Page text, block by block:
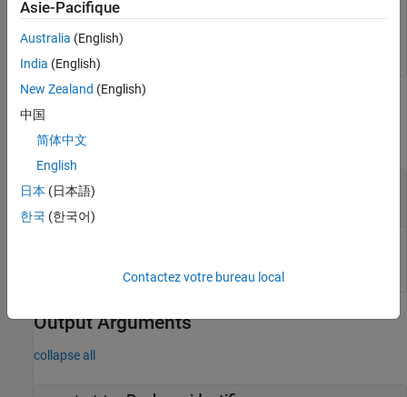
    Version: 1.1.0 (1×1 Version)
Input Arguments
collapse all
pkg—
matlab.mpm.Package
Output Arguments
collapse all
Asie-Pacifique
Australia (English)
India (English)
New Zealand (English)
中国
简体中文
English
日本 (日本語)
한국 (한국어)
Contactez votre bureau local